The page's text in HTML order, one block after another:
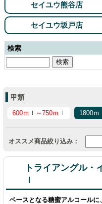
セイユウ熊谷店
セイユウ坂戸店
検索
甲類
600ｍｌ～750ｍｌ 1800ｍ
オススメ商品絞り込み：
トライアングル
ｌ
ベースとなる糖蜜アルコール